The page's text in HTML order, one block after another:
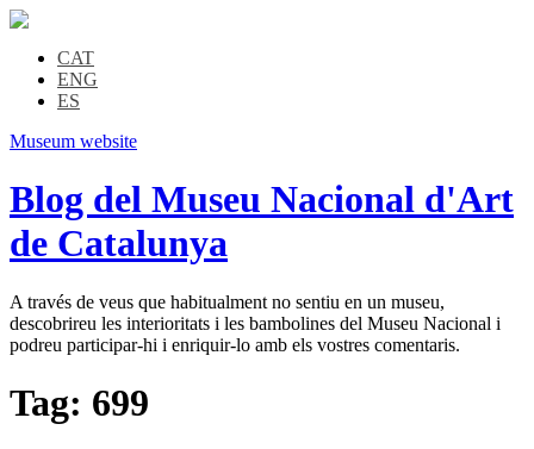
CAT
ENG
ES
Museum website
Blog del Museu Nacional d'Art
de Catalunya
A través de veus que habitualment no sentiu en un museu,
descobrireu les interioritats i les bambolines del Museu Nacional i
podreu participar-hi i enriquir-lo amb els vostres comentaris.
Tag: 699